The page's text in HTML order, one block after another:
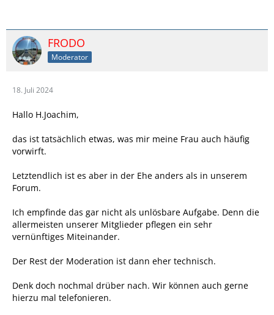
FRODO
Moderator
18. Juli 2024
Hallo H.Joachim,
das ist tatsächlich etwas, was mir meine Frau auch häufig
vorwirft.
Letztendlich ist es aber in der Ehe anders als in unserem
Forum.
Ich empfinde das gar nicht als unlösbare Aufgabe. Denn die
allermeisten unserer Mitglieder pflegen ein sehr
vernünftiges Miteinander.
Der Rest der Moderation ist dann eher technisch.
Denk doch nochmal drüber nach. Wir können auch gerne
hierzu mal telefonieren.